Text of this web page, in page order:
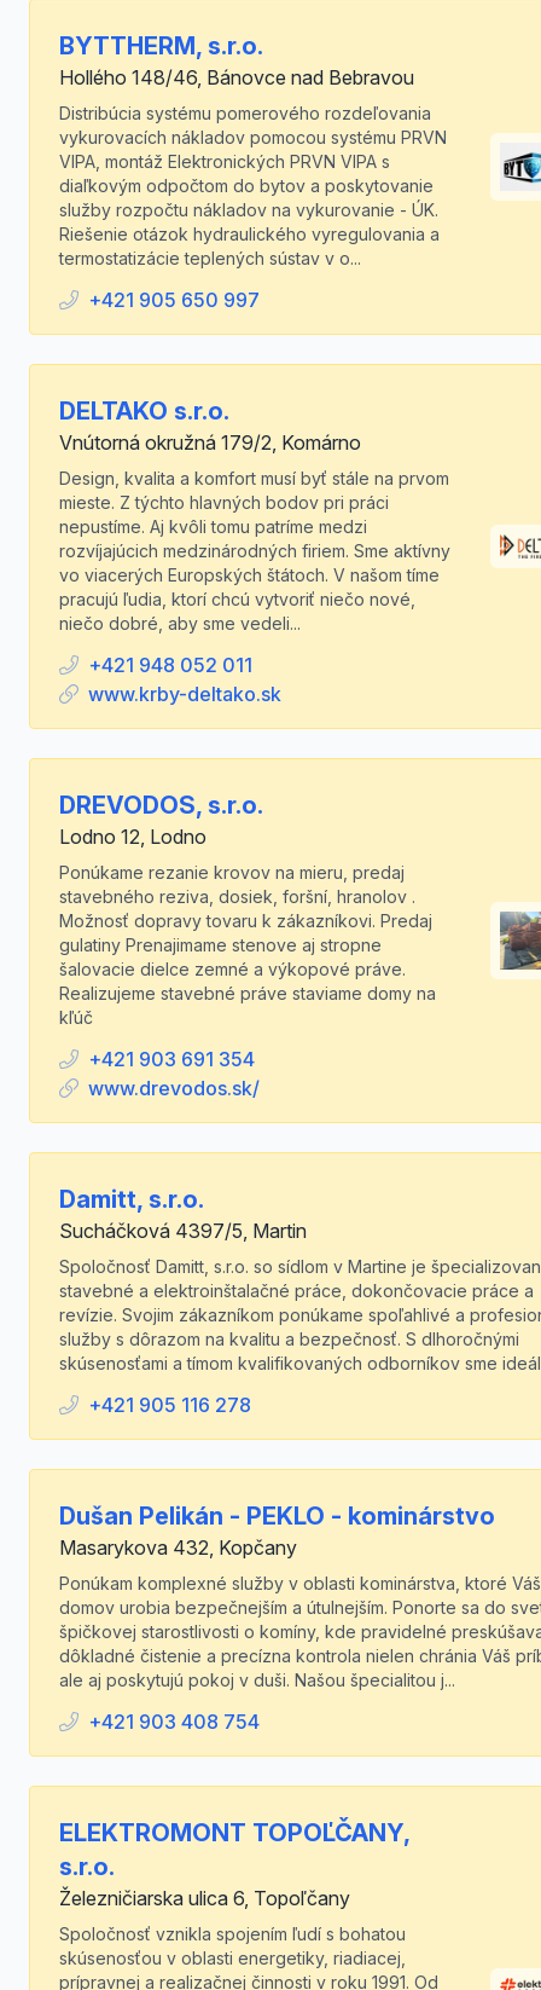
BYTTHERM, s.r.o.
Hollého 148/46, Bánovce nad Bebravou
Distribúcia systému pomerového rozdeľovania
vykurovacích nákladov pomocou systému PRVN
VIPA, montáž Elektronických PRVN VIPA s
diaľkovým odpočtom do bytov a poskytovanie
služby rozpočtu nákladov na vykurovanie - ÚK.
Riešenie otázok hydraulického vyregulovania a
termostatizácie teplených sústav v o...
+421 905 650 997
DELTAKO s.r.o.
Vnútorná okružná 179/2, Komárno
Design, kvalita a komfort musí byť stále na prvom
mieste. Z týchto hlavných bodov pri práci
nepustíme. Aj kvôli tomu patríme medzi
rozvíjajúcich medzinárodných firiem. Sme aktívny
vo viacerých Europských štátoch. V našom tíme
pracujú ľudia, ktorí chcú vytvoriť niečo nové,
niečo dobré, aby sme vedeli...
+421 948 052 011
www.krby-deltako.sk
DREVODOS, s.r.o.
Lodno 12, Lodno
Ponúkame rezanie krovov na mieru, predaj
stavebného reziva, dosiek, foršní, hranolov .
Možnosť dopravy tovaru k zákazníkovi. Predaj
gulatiny Prenajimame stenove aj stropne
šalovacie dielce zemné a výkopové práve.
Realizujeme stavebné práve staviame domy na
kľúč
+421 903 691 354
www.drevodos.sk/
Damitt, s.r.o.
Sucháčková 4397/5, Martin
Spoločnosť Damitt, s.r.o. so sídlom v Martine je
stavebné a elektroinštalačné práce, dokončovacie práce a
revízie. Svojim zákazníkom ponúkame spoľahlivé a
služby s dôrazom na kvalitu a bezpečnosť. S dlhoročnými
skúsenosťami a tímom kvalifikovaných odborníkov sme
+421 905 116 278
Dušan Pelikán - PEKLO - kominárstvo
Masarykova 432, Kopčany
Ponúkam komplexné služby v oblasti kominárstva, ktoré Váš
domov urobia bezpečnejším a útulnejším. Ponorte sa do
špičkovej starostlivosti o komíny, kde pravidelné
dôkladné čistenie a precízna kontrola nielen chránia Váš
ale aj poskytujú pokoj v duši. Našou špecialitou j...
+421 903 408 754
ELEKTROMONT TOPOĽČANY,
s.r.o.
Železničiarska ulica 6, Topoľčany
Spoločnosť vznikla spojením ľudí s bohatou
skúsenosťou v oblasti energetiky, riadiacej,
prípravnej a realizačnej činnosti v roku 1991. Od